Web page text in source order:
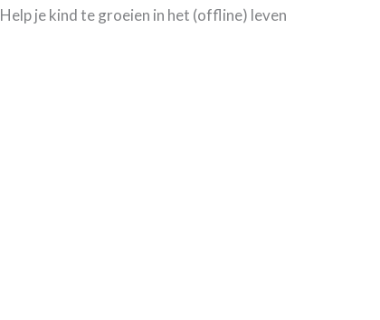
Help je kind te groeien in het (offline) leven